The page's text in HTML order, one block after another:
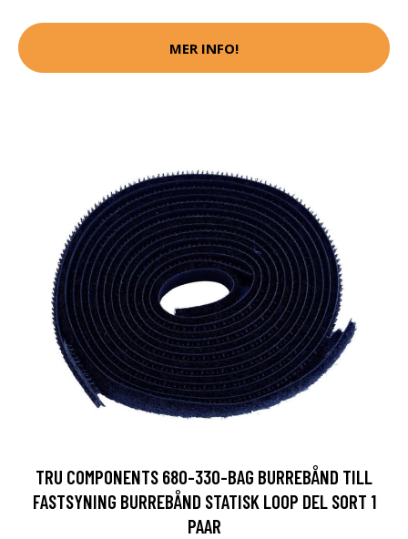
MER INFO!
TRU COMPONENTS 680-330-BAG BURREBÅND TILL
FASTSYNING BURREBÅND STATISK LOOP DEL SORT 1
PAAR